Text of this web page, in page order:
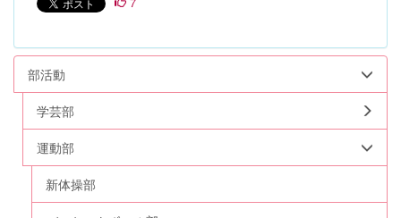
部活動
学芸部
運動部
新体操部